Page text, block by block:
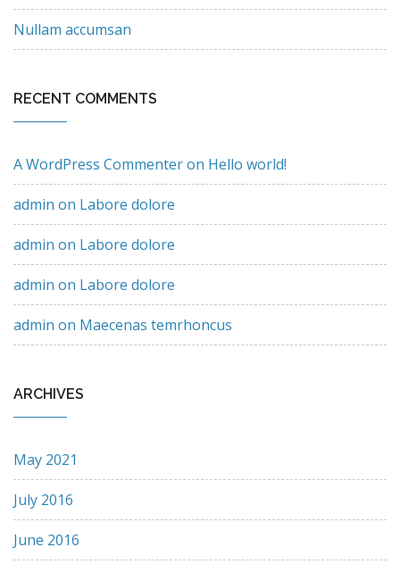
Nullam accumsan
RECENT COMMENTS
A WordPress Commenteron Hello world!
admin on Labore dolore
admin on Labore dolore
admin on Labore dolore
admin on Maecenas temrhoncus
ARCHIVES
May 2021
July 2016
June 2016